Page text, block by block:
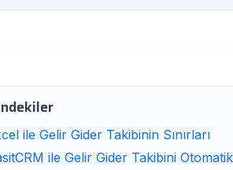
ile Gelir Gider Takibinin Sınırları
ile Gelir Gider Takibini